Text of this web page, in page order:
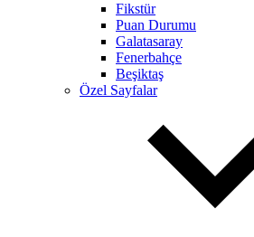
Fikstür
Puan Durumu
Galatasaray
Fenerbahçe
Beşiktaş
Özel Sayfalar